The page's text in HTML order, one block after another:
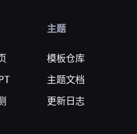
主题
模板仓库
主题文档
更新日志